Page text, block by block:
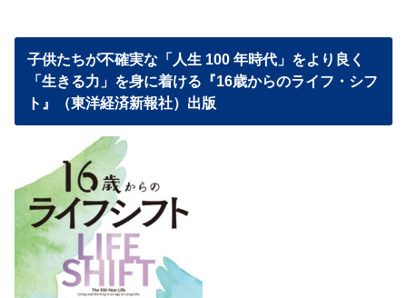
子供たちが不確実な「人生 100 年時代」をより良く
「生きる力」を身に着ける『16歳からのライフ・シフ
ト』（東洋経済新報社）出版